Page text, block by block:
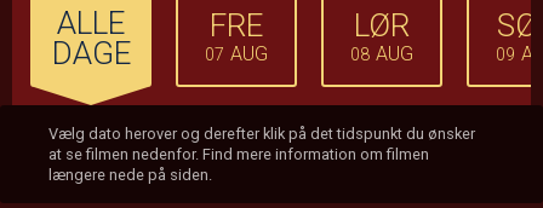
ALLE
DAGE
FRE
07 AUG
LØR
08 AUG 09
Vælg dato herover og derefter klik på det tidspunkt du ønsker
at se filmen nedenfor. Find mere information om filmen
længere nede på siden.